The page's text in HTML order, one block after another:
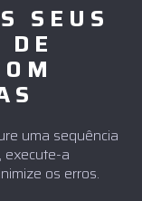
SEUS
DE
uma sequência
execute-a
os erros.